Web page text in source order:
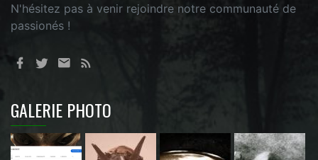
N'hésitez pas à venir rejoindre notre communauté de
passionés !
GALERIE PHOTO